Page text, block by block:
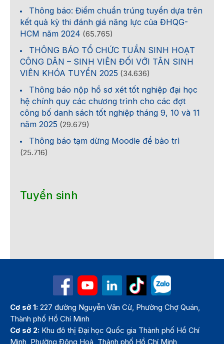
Thông báo: Điểm chuẩn trúng tuyển dựa trên
kết quả kỳ thi đánh giá năng lực của ĐHQG-
HCM năm 2024 (65.765)
THÔNG BÁO TỔ CHỨC TUẦN SINH HOẠT
CÔNG DÂN – SINH VIÊN ĐỐI VỚI TÂN SINH
VIÊN KHÓA TUYỂN 2025 (34.636)
Thông báo nộp hồ sơ xét tốt nghiệp đại học
hệ chính quy các chương trình cho các đợt
công bố danh sách tốt nghiệp tháng 9, 10 và 11
năm 2025 (29.679)
Thông báo tạm dừng Moodle để bảo trì
(25.716)
Tuyển sinh
Cơ sở 1: 227 đường Nguyễn Văn Cừ, Phường Chợ Quán,
Thành phố Hồ Chí Minh
Cơ sở 2: Khu đô thị Đại học Quốc gia Thành phố Hồ Chí
Minh, Phường Đông Hoà, Thành phố Hồ Chí Minh